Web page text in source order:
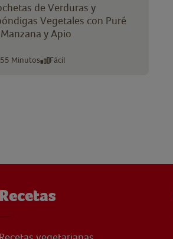
de Verduras y
Vegetales con Puré
y Apio
55 Minutos Fácil
Recetas